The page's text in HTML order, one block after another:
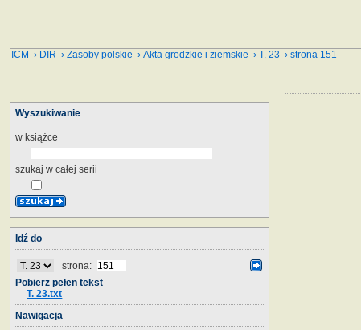
ICM › DIR ›Zasoby polskie ›Akta grodzkie i ziemskie ›T. 23 › strona 151
Wyszukiwanie
w książce
szukaj w całej serii
Idź do
strona:
Pobierz pełen tekst
T. 23.txt
Nawigacja